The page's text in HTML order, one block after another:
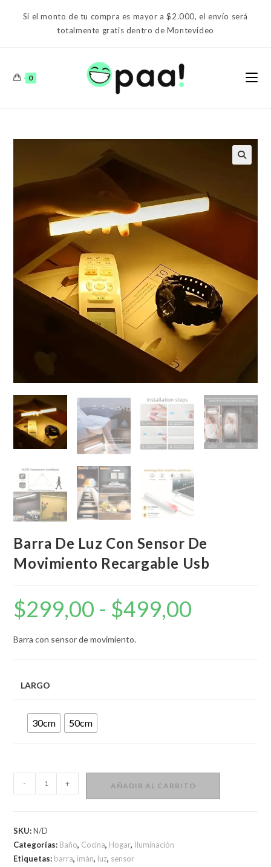
Si el monto de tu compra es mayor a $2.000, el envío será
totalmente gratis dentro de Montevideo
0
Barra De Luz Con Sensor De
Movimiento Recargable Usb
$299,00 - $499,00
Barra con sensor de movimiento.
LARGO
30cm 50cm
De
Sensor
De
- + AÑADIR AL CARRITO
SKU:N/D
Categorías: Baño, Cocina, Hogar, Iluminación
Etiquetas: barra, imán, luz, sensor